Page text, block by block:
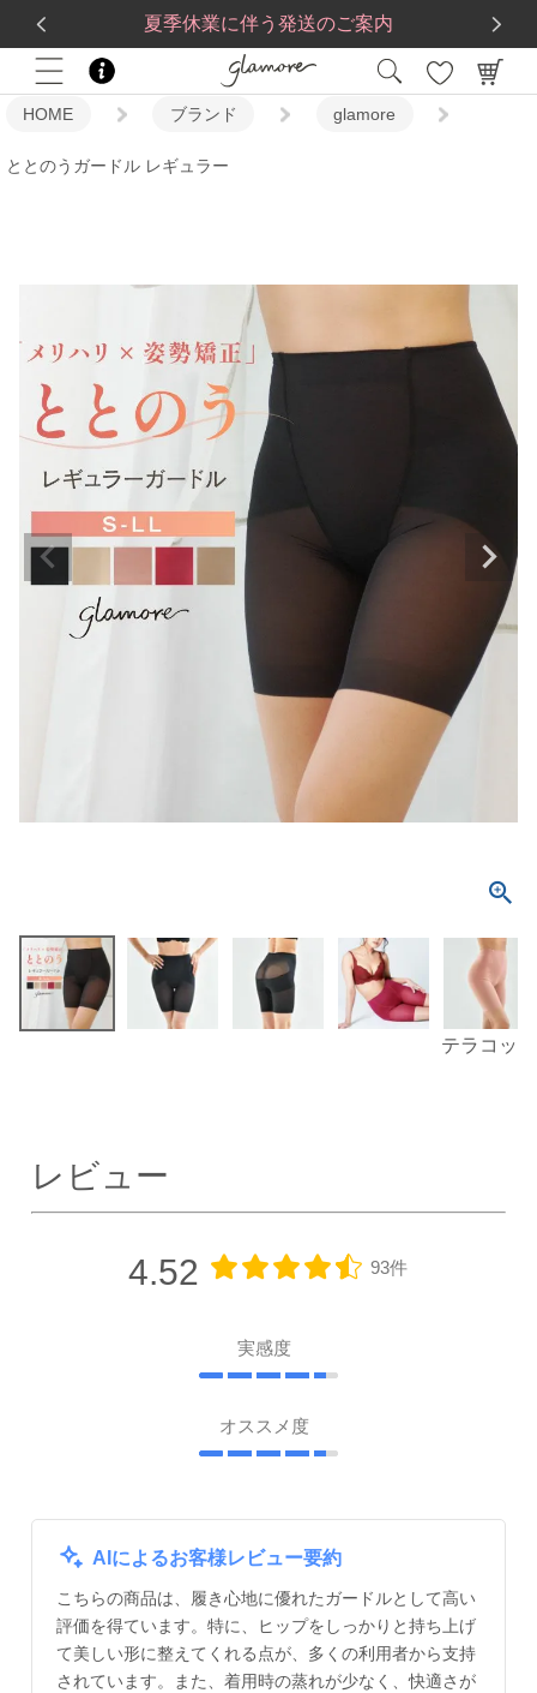
夏季休業に伴う発送のご案内
送料一律560円5,500 円(税込)以上で送料無料
HOME ブランド glamore
ととのうガードル レギュラー
テラコッタ
レビュー
4.52 93件
実感度
オススメ度
AIによるお客様レビュー要約
こちらの商品は、履き心地に優れたガードルとして高い
評価を得ています。特に、ヒップをしっかりと持ち上げ
て美しい形に整えてくれる点が、多くの利用者から支持
されています。また、着用時の蒸れが少なく、快適さが